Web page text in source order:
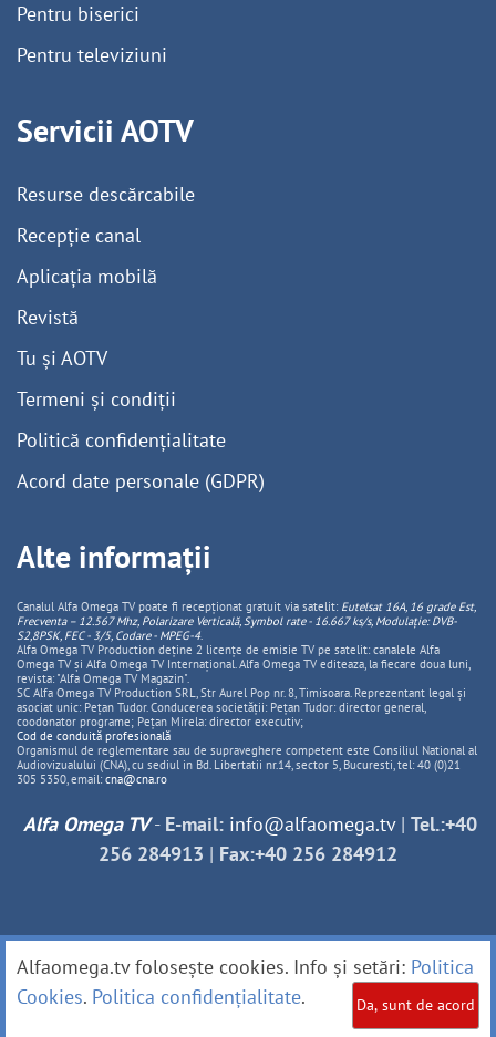
Pentru biserici
Pentru televiziuni
Servicii AOTV
Resurse descărcabile
Recepție canal
Aplicația mobilă
Revistă
Tu și AOTV
Termeni și condiții
Politică confidențialitate
Acord date personale (GDPR)
Alte informații
Canalul Alfa Omega TV poate fi recepționat gratuit via satelit: Eutelsat 16A, 16 grade Est,
Frecventa – 12.567 Mhz, PolarizareVerticală, Symbol rate - 16.667 ks/s, Modulație: DVB-
S2,8PSK, FEC - 3/5, Codare - MPEG-4.
Alfa Omega TV Production deține 2 licențe de emisie TV pe satelit: canalele Alfa
Omega TV și Alfa Omega TV Internațional. Alfa Omega TV editeaza, la fiecare doua luni,
revista: "Alfa Omega TV Magazin".
SC Alfa Omega TV Production SRL, Str Aurel Pop nr. 8, Timisoara. Reprezentant legal și
asociat unic: Pețan Tudor. Conducerea societății: Pețan Tudor: director general,
coodonator programe; Pețan Mirela: director executiv;
Cod de conduită profesională
Organismul de reglementare sau de supraveghere competent este Consiliul National al
Audiovizualului (CNA), cu sediul in Bd. Libertatii nr.14, sector 5, Bucuresti, tel: 40 (0)21
305 5350, email: cna@cna.ro
Alfa Omega TV- E-mail: info@alfaomega.tv| Tel.:+40
256 284913 | Fax:+40 256 284912
Alfaomega.tv folosește cookies. Info și setări: Politica
Cookies. Politica confidențialitate. Da, sunt de acord